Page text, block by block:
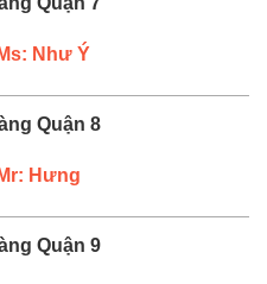
Ms: Như Ý
Quận 8
Mr: Hưng
Quận 9